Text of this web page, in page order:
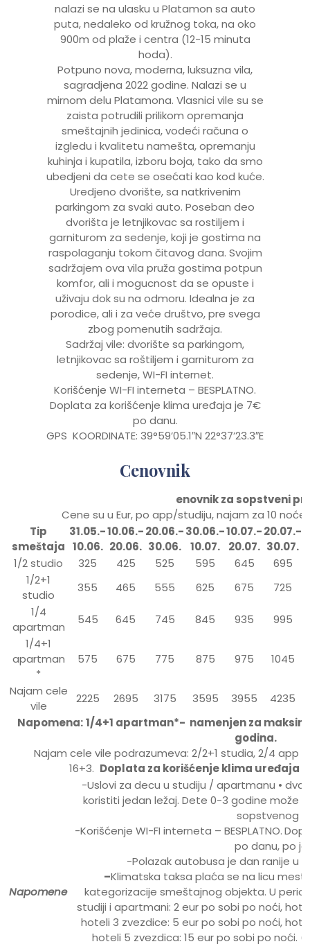
nalazi se na ulasku u Platamon sa auto
puta, nedaleko od kružnog toka, na oko
900m od plaže i centra (12-15 minuta
hoda).
Potpuno nova, moderna, luksuzna vila,
sagradjena 2022 godine. Nalazi se u
mirnom delu Platamona. Vlasnici vile su se
zaista potrudili prilikom opremanja
smeštajnih jedinica, vodeći računa o
izgledu i kvalitetu namešta, opremanju
kuhinja i kupatila, izboru boja, tako da smo
ubedjeni da cete se osećati kao kod kuće.
Uredjeno dvorište, sa natkrivenim
parkingom za svaki auto. Poseban deo
dvorišta je letnjikovac sa rostiljem i
garniturom za sedenje, koji je gostima na
raspolaganju tokom čitavog dana. Svojim
sadržajem ova vila pruža gostima potpun
komfor, ali i mogucnost da se opuste i
uživaju dok su na odmoru. Idealna je za
porodice, ali i za veće društvo, pre svega
zbog pomenutih sadržaja.
Sadržaj vile: dvorište sa parkingom,
letnjikovac sa roštiljem i garniturom za
sedenje, WI-FI internet.
Korišćenje WI-FI interneta – BESPLATNO.
Doplata za korišćenje klima uređaja je 7€
po danu.
GPS KOORDINATE: 39°59’05.1″N 22°37’23.3″E
Cenovnik
enovnik za sopstveni
Cene su u Eur, po app/studiju, najam za 10
Tip
smeštaja
31.05.-
10.06.
10.06.-
20.06.
20.06.-
30.06.
30.06.-
10.07.
10.07.-
20.07.
20.07.-
30.07.
1/2 studio
325 425 525 595 645
695
1/2+1
studio
355 465 555 625 675
725
1/4
apartman
545 645 745 845 935
995
1/4+1
apartman
*
575 675 775 875 975 1045
Najam cele
vile
2225 2695 3175 3595 3955 4235
Napomena: 1/4+1 apartman*- namenjen za
godina.
Najam cele vile podrazumeva: 2/2+1 studia, 2/4 app i
16+3. Doplata za korišćenje klima uređaja
Napomene
-Uslovi za decu u studiju / apartmanu •
koristiti jedan ležaj. Dete 0-3 godine može
sopstvenog
-Korišćenje WI-FI interneta – BESPLATNO.
po danu, po
-Polazak autobusa je dan ranije u
–Klimatska taksa plaća se na licu
kategorizacije smeštajnog objekta. U
studiji i apartmani: 2 eur po sobi po noći,
hoteli 3 zvezdice: 5 eur po sobi po noći,
hoteli 5 zvezdica: 15 eur po sobi po noći.